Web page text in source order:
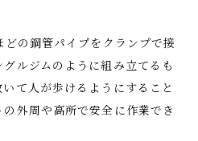
の鋼管パイプをクランプで接
ルジムのように組み立てるも
て人が歩けるようにすること
外周や高所で安全に作業でき